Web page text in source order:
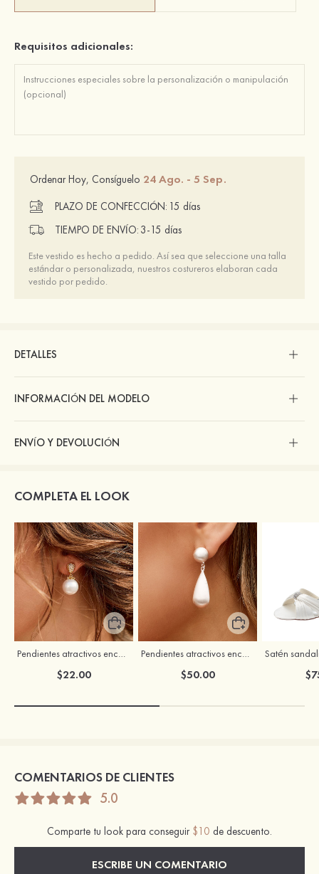
Requisitos adicionales:
Ordenar Hoy, Consíguelo 24 Ago. - 5 Sep.
PLAZO DE CONFECCIÓN: 15 días
TIEMPO DE ENVÍO: 3-15 días
Este vestido es hecho a pedido. Así sea que seleccione una talla
estándar o personalizada, nuestros costureros elaboran cada
vestido por pedido.
DETALLES
INFORMACIÓN DEL MODELO
ENVÍO Y DEVOLUCIÓN
COMPLETA EL LOOK
Pendientes atractivos encantadores de aleación con zirconio cúbico y perlas de imitación para mujer
$22.00
Pendientes atractivos encantadores de latón para mujer
$50.00
COMENTARIOS DE CLIENTES
5.0
Comparte tu look para conseguir $10 de descuento.
ESCRIBE UN COMENTARIO